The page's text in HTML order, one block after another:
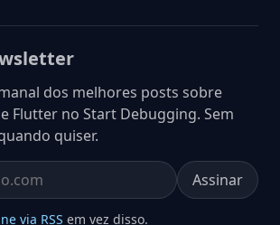
dos melhores posts sobre
e Flutter no Start Debugging. Sem
quiser.
Assinar
via RSS em vez disso.